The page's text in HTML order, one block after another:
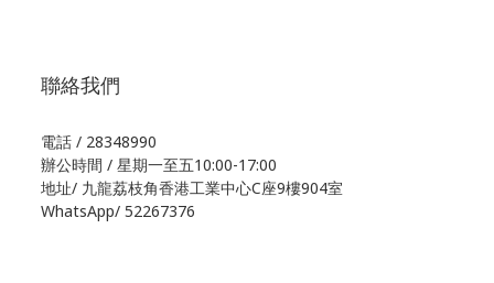
聯絡我們
電話 / 28348990
辦公時間 / 星期一至五10:00-17:00
地址/ 九龍荔枝角香港工業中心C座9樓904室
WhatsApp/ 52267376